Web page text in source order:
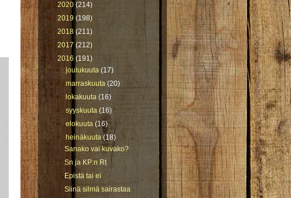
► 2020 (214)
► 2019 (198)
► 2018 (211)
► 2017 (212)
▼ 2016 (191)
►joulukuuta(17)
►marraskuuta(20)
►
lokakuuta(16)
►syyskuuta(16)
►elokuuta(16)
▼
heinäkuuta(18)
Sanako vai kuvako?
Sn ja KP:n Rt
Epistä tai ei
Siinä silmä sairastaa